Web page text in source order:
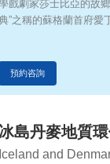
戲劇家莎士比亞的故
”之稱的蘇格蘭首府
預約咨詢
冰島丹麥地質
Iceland and